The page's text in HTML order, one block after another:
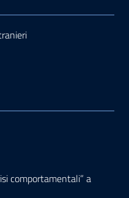
comportamentali” a